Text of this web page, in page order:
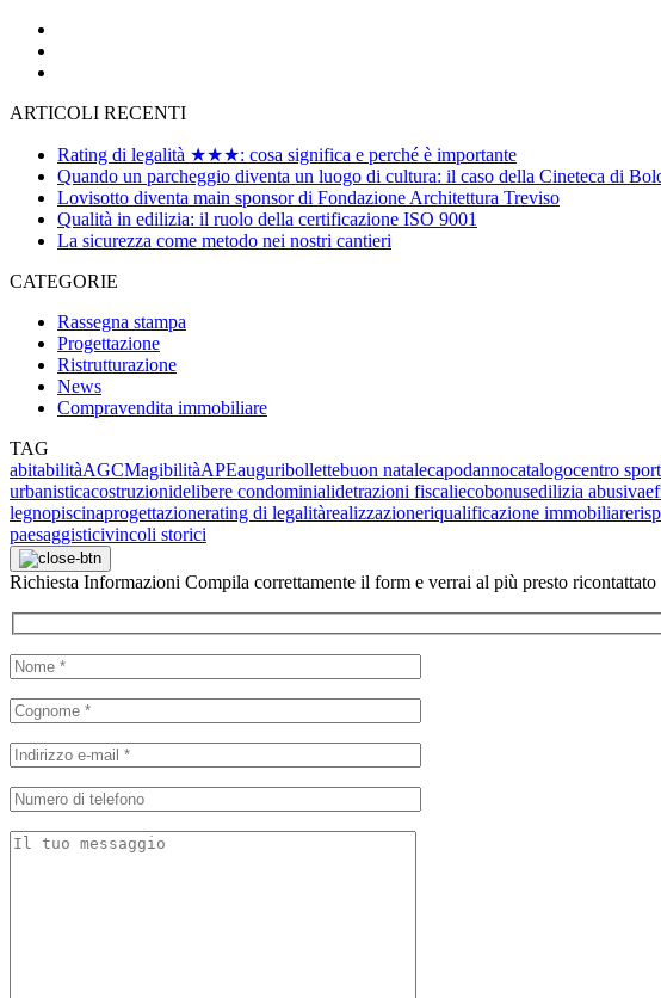
ARTICOLI RECENTI
Rating di legalità ★★★: cosa significa e perché è importante
Quando un parcheggio diventa un luogo di cultura: il caso della Cineteca di
Lovisotto diventa main sponsor di Fondazione Architettura Treviso
Qualità in edilizia: il ruolo della certificazione ISO 9001
La sicurezza come metodo nei nostri cantieri
CATEGORIE
Rassegna stampa
Progettazione
Ristrutturazione
News
Compravendita immobiliare
TAG
abitabilitàAGCMagibilitàAPEauguribollettebuon natalecapodannocatalogocentro
urbanisticacostruzionidelibere condominialidetrazioni fiscaliecobonusedilizia abusiva
legnopiscinaprogettazionerating di legalitàrealizzazioneriqualificazione immobiliare
paesaggisticivincoli storici
Richiesta Informazioni Compila correttamente il form e verrai al più presto ricontattato